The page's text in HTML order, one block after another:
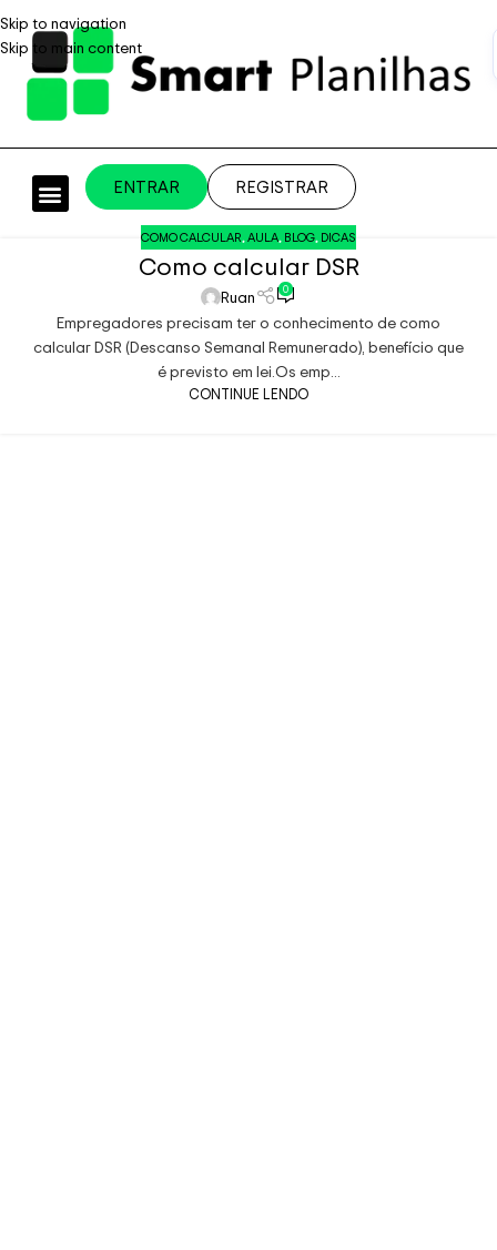
Skip to navigation
Skip to main content
ENTRAR REGISTRAR
COMO CALCULAR,AULA,BLOG,DICAS
Como calcular DSR
Ruan 0
Empregadores precisam ter o conhecimento de como
calcular DSR (Descanso Semanal Remunerado), benefício que
é previsto em lei.Os emp...
CONTINUE LENDO